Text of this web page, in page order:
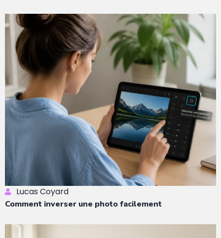
Lucas Coyard
Comment inverser une photo facilement